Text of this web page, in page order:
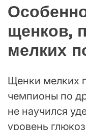
щенков,
мелких
Щенки мелких
чемпионы по
не научился
уровень